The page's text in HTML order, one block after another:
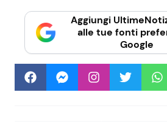
Aggiungi
alle tue fonti
Google